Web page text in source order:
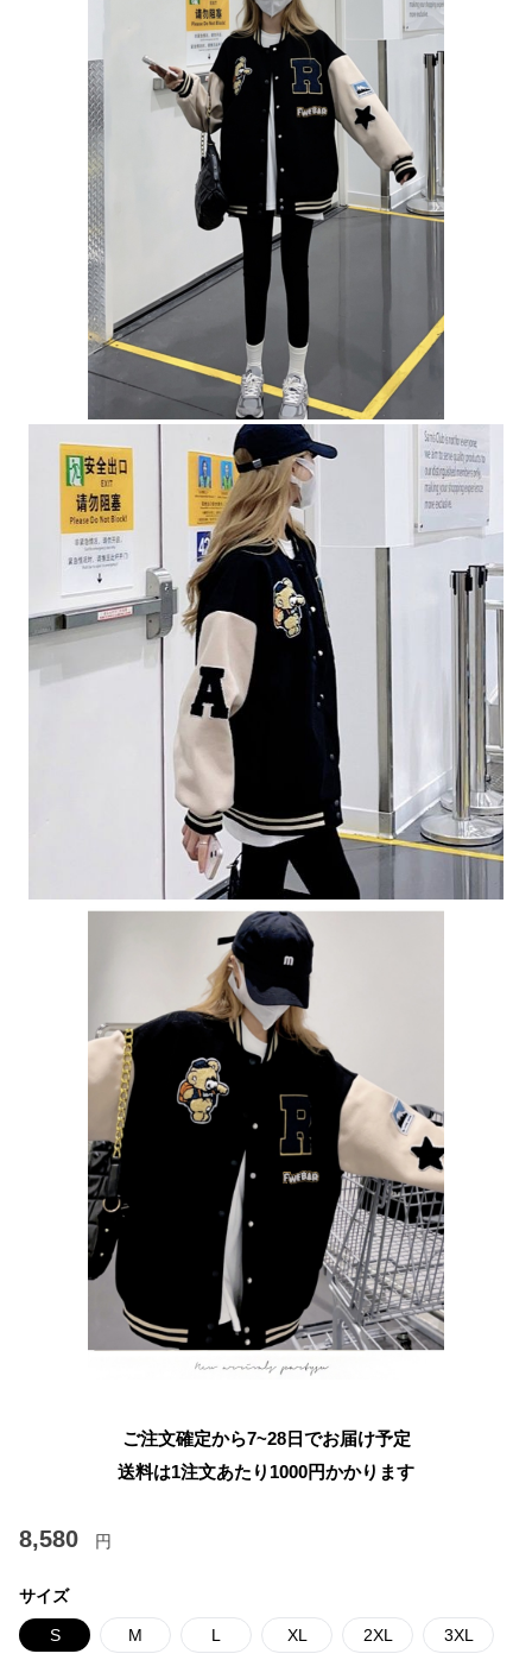
ご注文確定から7~28日でお届け予定
送料は1注文あたり 1000円かかります
8,580 円
サイズ
S M L XL 2XL 3XL